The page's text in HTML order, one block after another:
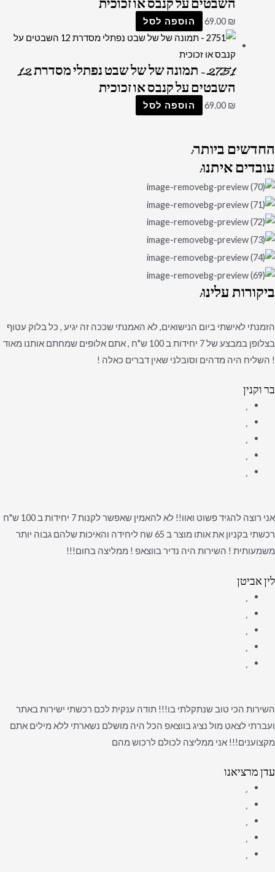
69.00 ₪ הוספה לסל
2751 – תמונה של של שבט נפתלי מסדרת 12
השבטים על קנבס או זכוכית
69.00 ₪ הוספה לסל
החדשיםביותר:
עובדיםאיתנו:
ביקורותעלינו:
הזמנתי לאישתי ביום הנישואים, לא האמנתי שככה זה יגיע , כל בלוק עטוף
בצלופן במבצע של 7 יחידות ב 100 ש"ח , אתם אלופים שמחתם אותנו מאוד
! השליח היה מדהים וסובלני שאין דברים כאלה !
בר וקנין
אני רוצה להגיד פשוט ואוו!! לא להאמין שאפשר לקנות 7 יחידות ב 100 ש"ח
רכשתי בקניון את אותו מוצר ב 65 שח ליחידה והאיכות שלהם גבוה יותר
משמעותית ! השירות היה נדיר בווצאפ ! ממליצה בחום!!!
לין אביטן
השירות הכי טוב שנתקלתי בו!!! תודה ענקית לכם רכשתי ישירות באתר
ועברתי לצאט מול נציג בווצאפ הכל היה מושלם נשארתי ללא מילים אתם
מקצוענים!!! אני ממליצה לכולם לרכוש מהם
עדן מרציאנו